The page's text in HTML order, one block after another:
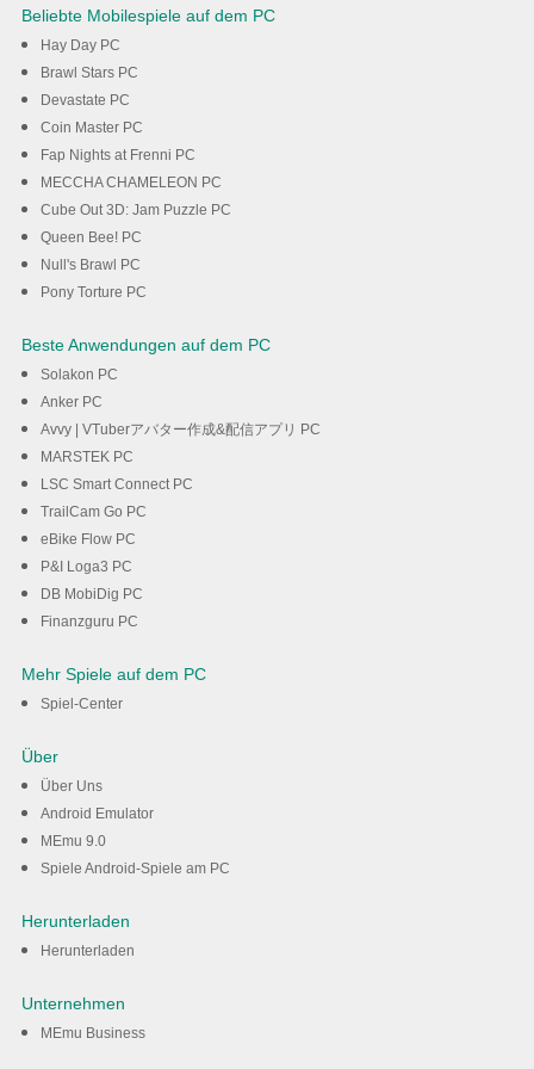
Beliebte Mobilespiele auf dem PC
Hay Day PC
Brawl Stars PC
Devastate PC
Coin Master PC
Fap Nights at Frenni PC
MECCHA CHAMELEON PC
Cube Out 3D: Jam Puzzle PC
Queen Bee! PC
Null's Brawl PC
Pony Torture PC
Beste Anwendungen auf dem PC
Solakon PC
Anker PC
Avvy | VTuberアバター作成&配信アプリ PC
MARSTEK PC
LSC Smart Connect PC
TrailCam Go PC
eBike Flow PC
P&I Loga3 PC
DB MobiDig PC
Finanzguru PC
Mehr Spiele auf dem PC
Spiel-Center
Über
Über Uns
Android Emulator
MEmu 9.0
Spiele Android-Spiele am PC
Herunterladen
Herunterladen
Unternehmen
MEmu Business